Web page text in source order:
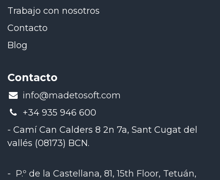
Trabajo con nosotros
Contacto
Blog
Contacto
​info@madetosoft.com
+34 935 946 600
- Camí Can Calders 8 2n 7a, Sant Cugat del
vallés (08173) BCN.
- P.º de la Castellana, 81, 15th Floor, Tetuán,